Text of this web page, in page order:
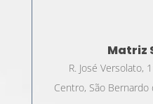
Matriz
R. José Versolato,
Centro, São Bernardo